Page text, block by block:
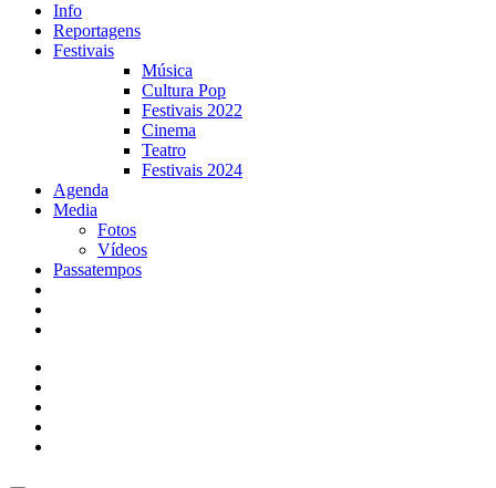
Info
Reportagens
Festivais
Música
Cultura Pop
Festivais 2022
Cinema
Teatro
Festivais 2024
Agenda
Media
Fotos
Vídeos
Passatempos